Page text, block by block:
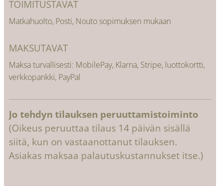
TOIMITUSTAVAT
Matkahuolto, Posti, Nouto sopimuksen mukaan
MAKSUTAVAT
Maksa turvallisesti: MobilePay, Klarna, Stripe, luottokortti,
verkkopankki, PayPal
Jo tehdyn tilauksen peruuttamistoiminto
(Oikeus peruuttaa tilaus 14 päivän sisällä
siitä, kun on vastaanottanut tilauksen.
Asiakas maksaa palautuskustannukset itse.)